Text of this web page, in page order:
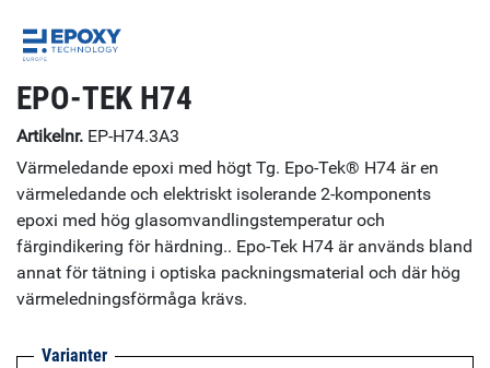
EPO-TEK H74
Artikelnr. EP-H74.3A3
Värmeledande epoxi med högt Tg. Epo-Tek® H74 är en
värmeledande och elektriskt isolerande 2-komponents
epoxi med hög glasomvandlingstemperatur och
färgindikering för härdning.. Epo-Tek H74 är används bland
annat för tätning i optiska packningsmaterial och där hög
värmeledningsförmåga krävs.
Varianter